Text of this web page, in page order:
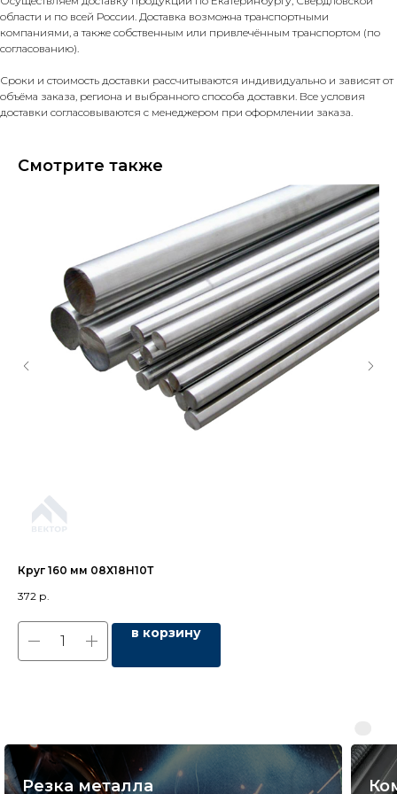
области и по всей России. Доставка возможна транспортными
компаниями, а также собственным или привлечённым транспортом (по
согласованию).
Сроки и стоимость доставки рассчитываются индивидуально и зависят от
объёма заказа, региона и выбранного способа доставки. Все условия
доставки согласовываются с менеджером при оформлении заказа.
Смотрите также
Круг 160 мм 08Х18Н10Т
372 р.
в корзину
Резка металла